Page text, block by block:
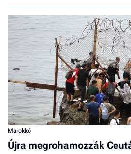
Marokkó
Újra megrohamozzák